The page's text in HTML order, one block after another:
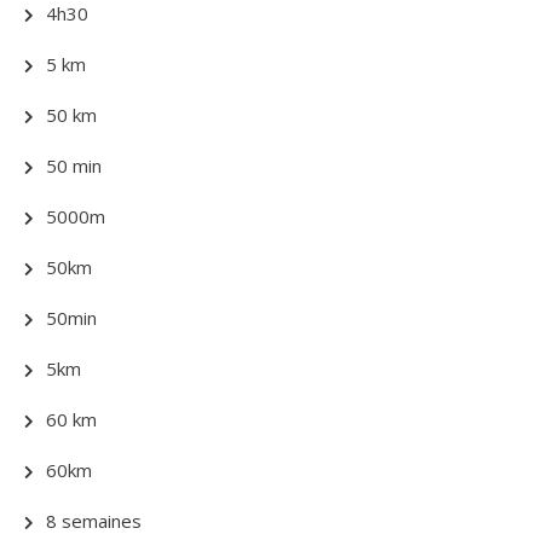
4h30
5 km
50 km
50 min
5000m
50km
50min
5km
60 km
60km
8 semaines